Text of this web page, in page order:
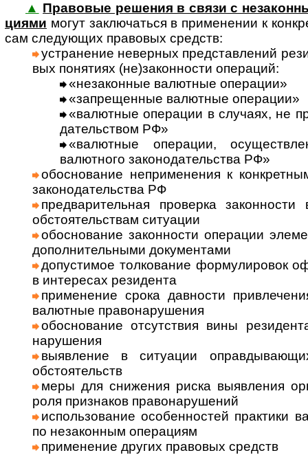
▲ Правовые решения в связи с
циями могут заклю­ча­ться в при­мене­нии к
сам сле­дую­щих пра­во­вых средств:
уст­ра­не­ние невер­ных пред­став­ле­ний
вых поня­тиях (не)за­кон­но­сти опе­ра­ций:
«неза­кон­ные валют­ные опе­ра­ции»
«запре­щен­ные валют­ные опе­ра­ции»
«валют­ные опе­ра­ции в слу­чаях, не
да­тель­ст­вом РФ»
«валют­ные опе­ра­ции,
валют­ного зако­но­да­тель­ства РФ»
обосно­ва­ние непри­мене­ния к
законо­да­тель­ства РФ
пред­ва­ритель­ная про­верка
обсто­я­тель­ст­вам ситу­ации
обосно­вание закон­ности опера­ции
допол­нитель­ными доку­мен­тами
допус­тимое толко­вание формули­ровок
в инте­ресах рези­дента
приме­нение срока дав­ности
валют­ные право­нару­шения
обосно­вание отсут­ствия вины
нару­шения
выяв­ление в ситу­ации
обсто­ятельств
меры для сниже­ния риска выяв­ления
роля при­зна­ков право­нару­шений
исполь­зова­ние особен­ностей прак­тики
по неза­кон­ным опе­ра­циям
при­менение других пра­во­вых средств